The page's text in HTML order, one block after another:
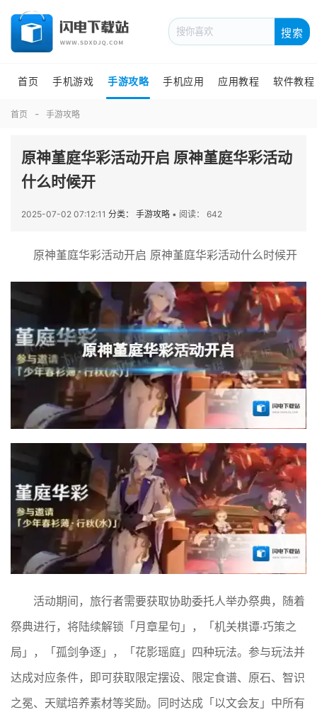
搜索
首页 手机游戏 手游攻略 手机应用 应用教程 软件教程
首页 手游攻略
原神堇庭华彩活动开启 原神堇庭华彩活动
什么时候开
2025-07-02 07:12:11 分类： 手游攻略 • 阅读： 642
原神堇庭华彩活动开启 原神堇庭华彩活动什么时候开
活动期间，旅行者需要获取协助委托人举办祭典，随着
祭典进行，将陆续解锁「月章星句」，「机关棋谭·巧策之
局」，「孤剑争逐」，「花影瑶庭」四种玩法。参与玩法并
达成对应条件，即可获取限定摆设、限定食谱、原石、智识
之冕、天赋培养素材等奖励。同时达成「以文会友」中所有